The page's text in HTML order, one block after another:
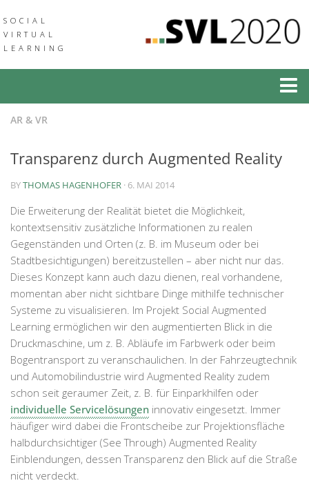
SOCIAL
VIRTUAL
LEARNING
Social Virtual Learning
Neuigkeiten
Verbund
Medien & Downloads
Community of Practice
AR & VR
Transparenz durch Augmented Reality
BYTHOMAS HAGENHOFER · 6. MAI 2014
Die Erweiterung der Realität bietet die Möglichkeit,
kontextsensitiv zusätzliche Informationen zu realen
Gegenständen und Orten (z. B. im Museum oder bei
Stadtbesichtigungen) bereitzustellen – aber nicht nur das.
Dieses Konzept kann auch dazu dienen, real vorhandene,
momentan aber nicht sichtbare Dinge mithilfe technischer
Systeme zu visualisieren. Im Projekt Social Augmented
Learning ermöglichen wir den augmentierten Blick in die
Druckmaschine, um z. B. Abläufe im Farbwerk oder beim
Bogentransport zu veranschaulichen. In der Fahrzeugtechnik
und Automobilindustrie wird Augmented Reality zudem
schon seit geraumer Zeit, z. B. für Einparkhilfen oder
individuelle Servicelösungen innovativ eingesetzt. Immer
häufiger wird dabei die Frontscheibe zur Projektionsfläche
halbdurchsichtiger (See Through) Augmented Reality
Einblendungen, dessen Transparenz den Blick auf die Straße
nicht verdeckt.